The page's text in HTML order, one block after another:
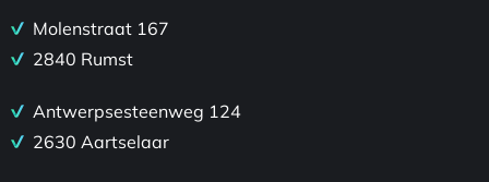
Molenstraat 167
2840 Rumst
Antwerpsesteenweg 124
2630 Aartselaar